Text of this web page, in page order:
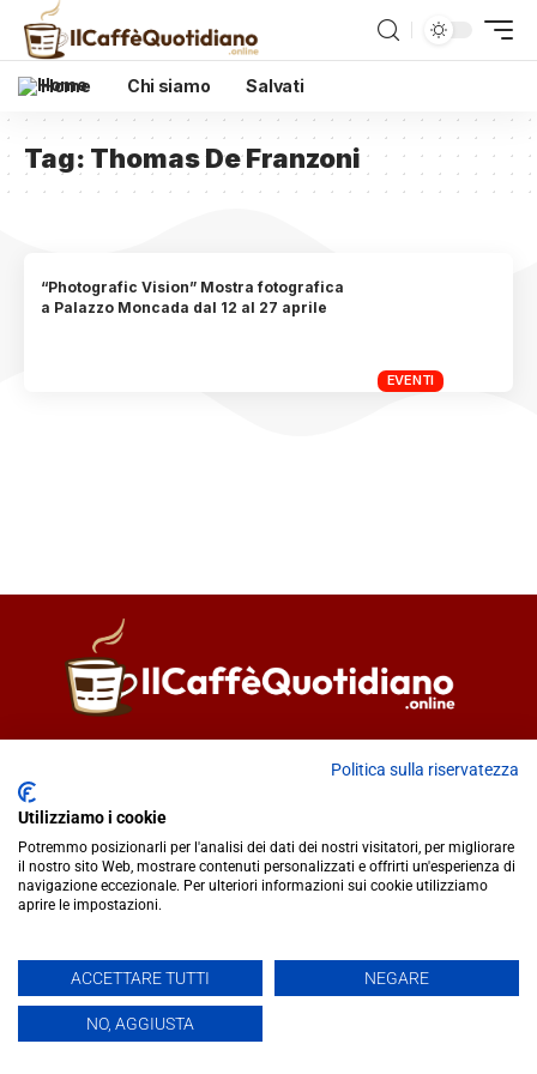
Home Chi siamo Salvati
Tag: Thomas De Franzoni
EVENTI
“Photografic Vision” Mostra fotografica
a Palazzo Moncada dal 12 al 27 aprile
redazione@ilcaffequotidiano.online
C.F. 92076900858
Chi siamo
Privacy & Cookie Policy
IlCaffèQuotidiano.online è una testata giornalistica registrata
presso il Tribunale di Caltanissetta n.02/2024 del 17/07/2024 |
Realizzato da
Politica sulla riservatezza
Utilizziamo i cookie
Potremmo posizionarli per l'analisi dei dati dei nostri visitatori, per migliorare
il nostro sito Web, mostrare contenuti personalizzati e offrirti un'esperienza di
navigazione eccezionale. Per ulteriori informazioni sui cookie utilizziamo
aprire le impostazioni.
ACCETTARE TUTTI NEGARE
NO, AGGIUSTA